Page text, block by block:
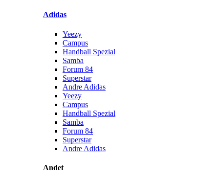
Adidas
Yeezy
Campus
Handball Spezial
Samba
Forum 84
Superstar
Andre Adidas
Yeezy
Campus
Handball Spezial
Samba
Forum 84
Superstar
Andre Adidas
Andet